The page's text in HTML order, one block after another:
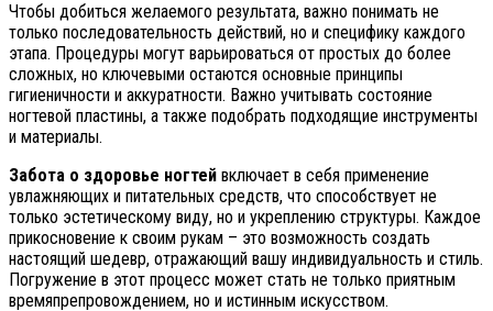
Чтобы добиться желаемого результата, важно понимать не
только последовательность действий, но и специфику каждого
этапа. Процедуры могут варьироваться от простых до более
сложных, но ключевыми остаются основные принципы
гигиеничности и аккуратности. Важно учитывать состояние
ногтевой пластины, а также подобрать подходящие инструменты
и материалы.
Забота о здоровье ногтей включает в себя применение
увлажняющих и питательных средств, что способствует не
только эстетическому виду, но и укреплению структуры. Каждое
прикосновение к своим рукам – это возможность создать
настоящий шедевр, отражающий вашу индивидуальность и стиль.
Погружение в этот процесс может стать не только приятным
времяпрепровождением, но и истинным искусством.